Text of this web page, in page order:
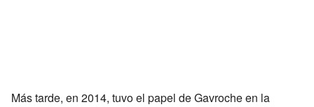
Más tarde, en 2014, tuvo el papel de Gavroche en la